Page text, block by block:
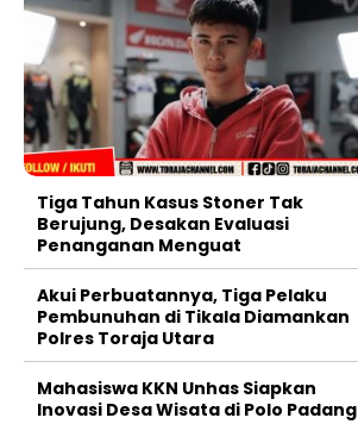
Tiga Tahun Kasus Stoner Tak
Berujung, Desakan Evaluasi
Penanganan Menguat
Akui Perbuatannya, Tiga Pelaku
Pembunuhan di Tikala Diamankan
Polres Toraja Utara
Mahasiswa KKN Unhas Siapkan
Inovasi Desa Wisata di Polo Padang